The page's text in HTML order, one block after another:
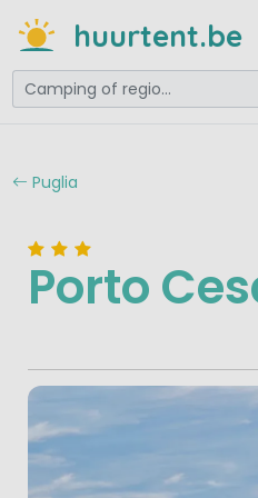
huurtent.be
Puglia
Porto